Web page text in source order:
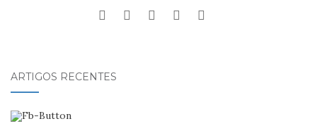
ARTIGOS RECENTES